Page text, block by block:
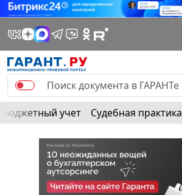
Бюджетный учет Судебная практика